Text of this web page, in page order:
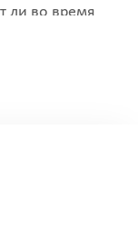
ли во время